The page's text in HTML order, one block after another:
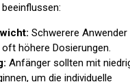
Schwerere Anwender
höhere Dosierungen.
Anfänger sollten mit
um die individuelle